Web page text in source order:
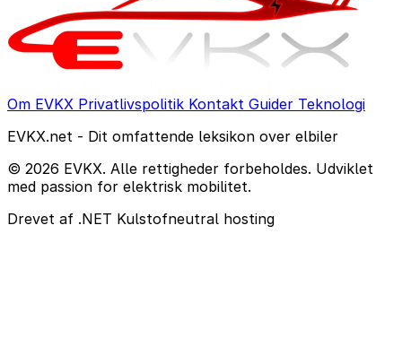
Om EVKX Privatlivspolitik Kontakt Guider Teknologi
EVKX.net - Dit omfattende leksikon over elbiler
© 2026 EVKX. Alle rettigheder forbeholdes. Udviklet
med passion for elektrisk mobilitet.
Drevet af .NET Kulstofneutral hosting